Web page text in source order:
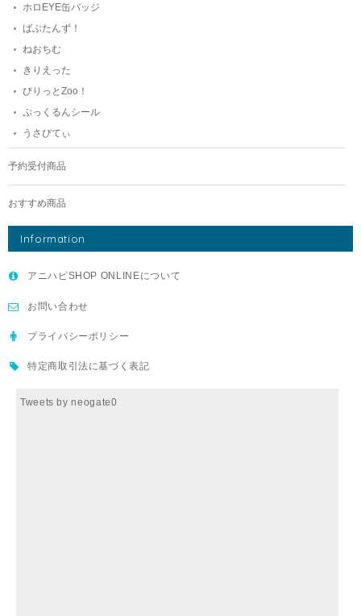
ホロEYE缶バッジ
ばぶたんず！
ねおちむ
きりえった
びりっとZoo！
ぷっくるんシール
うさびてぃ
予約受付商品
おすすめ商品
Information
アニハピSHOP ONLINEについて
お問い合わせ
プライバシーポリシー
特定商取引法に基づく表記
Tweets by neogate0